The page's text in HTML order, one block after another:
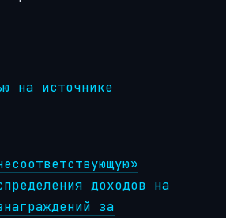
на источнике
доходов на
за